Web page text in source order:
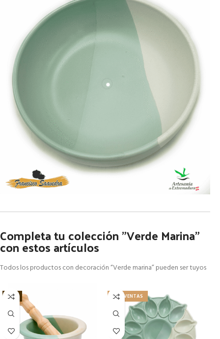
Completa tu colección "Verde Marina"
con estos artículos
Todos los productos con decoración “Verde marina” pueden ser tuyos
-6% TOP VENTAS